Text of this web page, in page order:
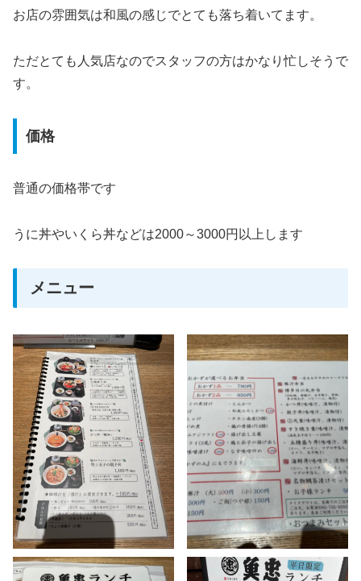
お店の雰囲気は和風の感じでとても落ち着いてます。
ただとても人気店なのでスタッフの方はかなり忙しそうで
す。
価格
普通の価格帯です
うに丼やいくら丼などは2000～3000円以上します
メニュー